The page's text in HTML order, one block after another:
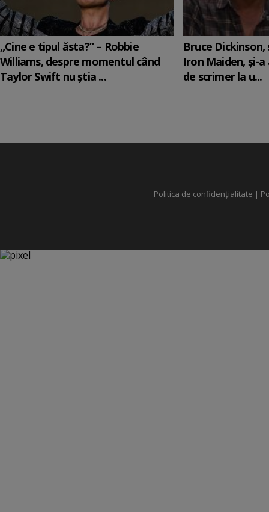
„Cine e tipul ăsta?” – Robbie
Williams, despre momentul când
Taylor Swift nu știa ...
Bruce
Iron Maiden, şi-
de scrimer la u...
Politica de confidențialitate |